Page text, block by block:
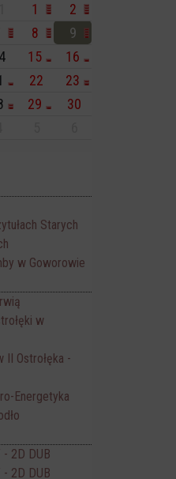
1
2
8
9
15
16
22
23
29
30
Starych
w Goworowie
w
Ostrołęka -
Energetyka
- 2D DUB
- 2D DUB